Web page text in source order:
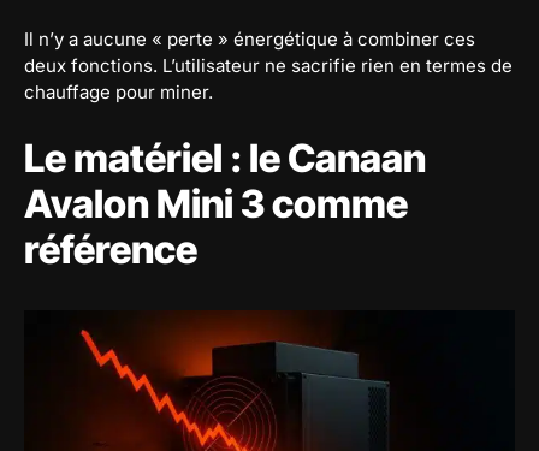
Il n’y a aucune « perte » énergétique à combiner ces
deux fonctions. L’utilisateur ne sacrifie rien en termes de
chauffage pour miner.
Le matériel : le Canaan
Avalon Mini 3 comme
référence